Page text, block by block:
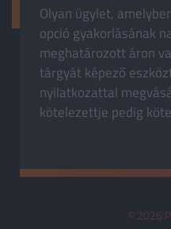
Olyan ügylet,
opció gyakorlásának
meghatározott áron
tárgyát képező
nyilatkozattal
kötelezettje pedig
© 2026